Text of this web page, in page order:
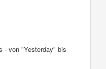
- von "Yesterday" bis